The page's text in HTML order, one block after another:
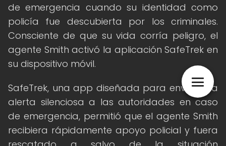
de emergencia cuando su identidad como
policía fue descubierta por los criminales.
Consciente de que su vida corría peligro, el
agente Smith activó la aplicación SafeTrek en
su dispositivo móvil.
SafeTrek, una app diseñada para enviar una
alerta silenciosa a las autoridades en caso
de emergencia, permitió que el agente Smith
recibiera rápidamente apoyo policial y fuera